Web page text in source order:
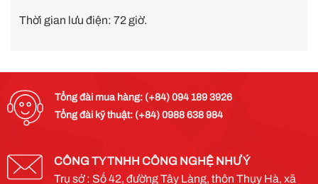
Thời gian lưu điện: 72 giờ.
Tổng đài mua hàng: (+84) 094 189 3926
Tổng đài kỹ thuật: (+84) 0988 638 984
CÔNG TY TNHH CÔNG NGHỆ NHƯ Ý
Trụ sở : Số 42, đường Tây Làng, thôn Thụy Hà, xã